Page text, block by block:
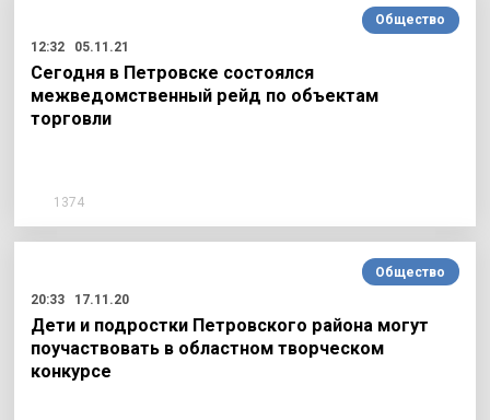
Общество
12:32
05.11.21
Сегодня в Петровске состоялся
межведомственный рейд по объектам
торговли
1374
Общество
20:33
17.11.20
Дети и подростки Петровского района могут
поучаствовать в областном творческом
конкурсе